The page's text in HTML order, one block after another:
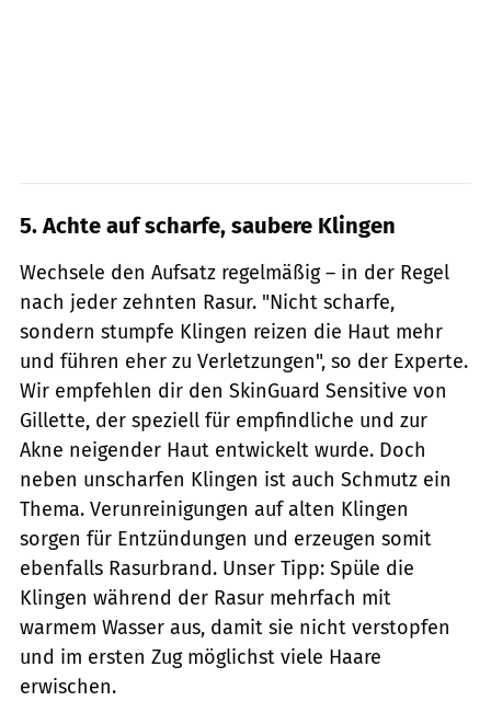
5. Achte auf scharfe, saubere Klingen
Wechsele den Aufsatz regelmäßig – in der Regel
nach jeder zehnten Rasur. "Nicht scharfe,
sondern stumpfe Klingen reizen die Haut mehr
und führen eher zu Verletzungen", so der Experte.
Wir empfehlen dir den SkinGuard Sensitive von
Gillette, der speziell für empfindliche und zur
Akne neigender Haut entwickelt wurde. Doch
neben unscharfen Klingen ist auch Schmutz ein
Thema. Verunreinigungen auf alten Klingen
sorgen für Entzündungen und erzeugen somit
ebenfalls Rasurbrand. Unser Tipp: Spüle die
Klingen während der Rasur mehrfach mit
warmem Wasser aus, damit sie nicht verstopfen
und im ersten Zug möglichst viele Haare
erwischen.